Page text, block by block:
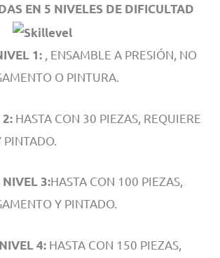
EN 5 NIVELES DE DIFICULTAD
1: , ENSAMBLE A PRESIÓN, NO
O PINTURA.
2: HASTA CON 30 PIEZAS, REQUIERE
3:HASTA CON 100 PIEZAS,
Y PINTADO.
4: HASTA CON 150 PIEZAS,